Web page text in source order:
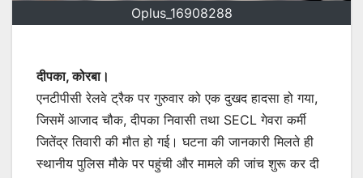
Oplus_16908288
दीपका, कोरबा।
एनटीपीसी रेलवे ट्रैक पर गुरुवार को एक दुखद हादसा हो गया,
जिसमें आजाद चौक, दीपका निवासी तथा SECL गेवरा कर्मी
जितेंद्र तिवारी की मौत हो गई। घटना की जानकारी मिलते ही
स्थानीय पुलिस मौके पर पहुंची और मामले की जांच शुरू कर दी